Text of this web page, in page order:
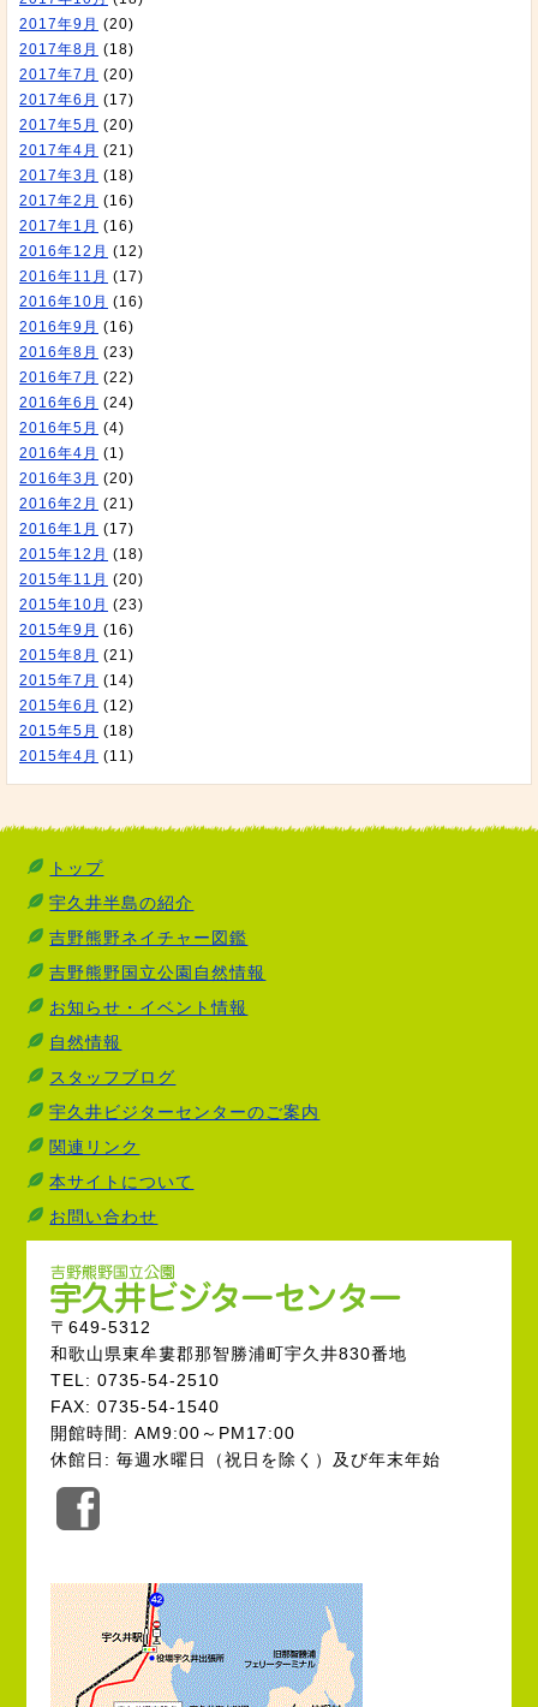
2017年9月 (20)
2017年8月 (18)
2017年7月 (20)
2017年6月 (17)
2017年5月 (20)
2017年4月 (21)
2017年3月 (18)
2017年2月 (16)
2017年1月 (16)
2016年12月 (12)
2016年11月 (17)
2016年10月 (16)
2016年9月 (16)
2016年8月 (23)
2016年7月 (22)
2016年6月 (24)
2016年5月 (4)
2016年4月 (1)
2016年3月 (20)
2016年2月 (21)
2016年1月 (17)
2015年12月 (18)
2015年11月 (20)
2015年10月 (23)
2015年9月 (16)
2015年8月 (21)
2015年7月 (14)
2015年6月 (12)
2015年5月 (18)
2015年4月 (11)
トップ
宇久井半島の紹介
吉野熊野ネイチャー図鑑
吉野熊野国立公園自然情報
お知らせ・イベント情報
自然情報
スタッフブログ
宇久井ビジターセンターのご案内
関連リンク
本サイトについて
お問い合わせ
〒649-5312
和歌山県東牟婁郡那智勝浦町宇久井830番地
TEL: 0735-54-2510
FAX: 0735-54-1540
開館時間: AM9:00～PM17:00
休館日: 毎週水曜日（祝日を除く）及び年末年始
式
Facebook